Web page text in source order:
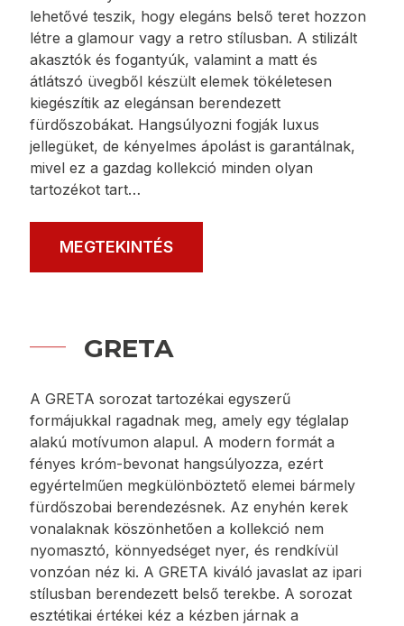
RETRO
formák fényes króm bevonattal kombinálva
lehetővé teszik, hogy elegáns belső teret hozzon
átlátszó üvegből készült elemek tökéletesen
kiegészítik az elegánsan berendezett
jellegüket, de kényelmes ápolást is garantálnak,
mivel ez a gazdag kollekció minden olyan
tartozékot tart…
MEGTEKINTÉS
GRETA